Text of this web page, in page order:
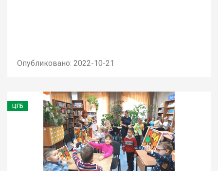
Опубликовано: 2022-10-21
ЦГБ